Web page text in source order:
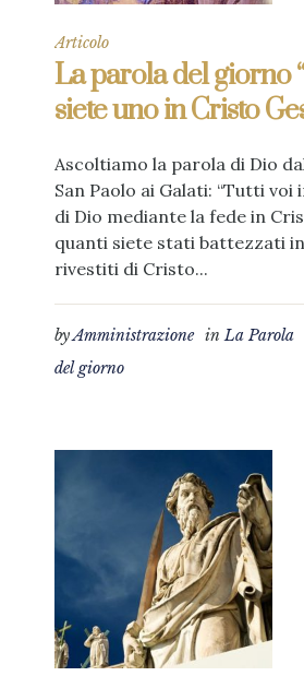
Articolo
La parola del giorno
siete uno in Cristo
Ascoltiamo la parola di Dio
San Paolo ai Galati: “Tutti
di Dio mediante la fede in
quanti siete stati battezzati
rivestiti di Cristo...
byAmministrazione inLa Parola
del giorno